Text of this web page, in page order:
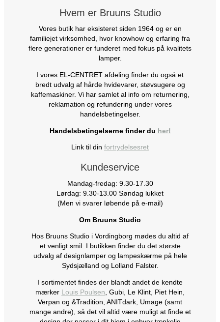
Hvem er Bruuns Studio
Vores butik har eksisteret siden 1964 og er en
familiejet virksomhed, hvor knowhow og erfaring fra
flere generationer er funderet med fokus på kvalitets
lamper.
I vores EL-CENTRET afdeling finder du også et
bredt udvalg af hårde hvidevarer, støvsugere og
kaffemaskiner. Vi har samlet al info om returnering,
reklamation og refundering under vores
handelsbetingelser.
Handelsbetingelserne finder du her!
Link til din fortrydelsesret
Kundeservice
Mandag-fredag: 9.30-17.30
Lørdag: 9.30-13.00 Søndag lukket
(Men vi svarer løbende på e-mail)
Om Bruuns Studio
Hos Bruuns Studio i Vordingborg mødes du altid af
et venligt smil. I butikken finder du det største
udvalg af designlamper og lampeskærme på hele
Sydsjælland og Lolland Falster.
I sortimentet findes der blandt andet de kendte
mærker Louis Poulsen, Gubi, Le Klint, Piet Hein,
Verpan og &Tradition, ANITdark, Umage (samt
mange andre), så det vil altid være muligt at finde et